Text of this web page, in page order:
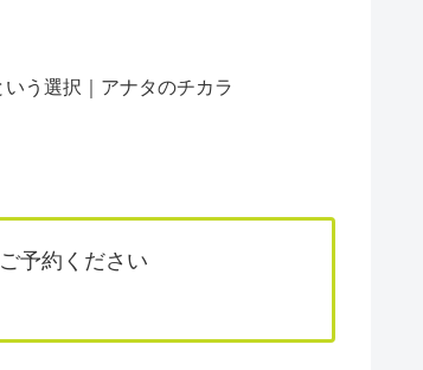
う選択｜アナタのチカラ
予約ください